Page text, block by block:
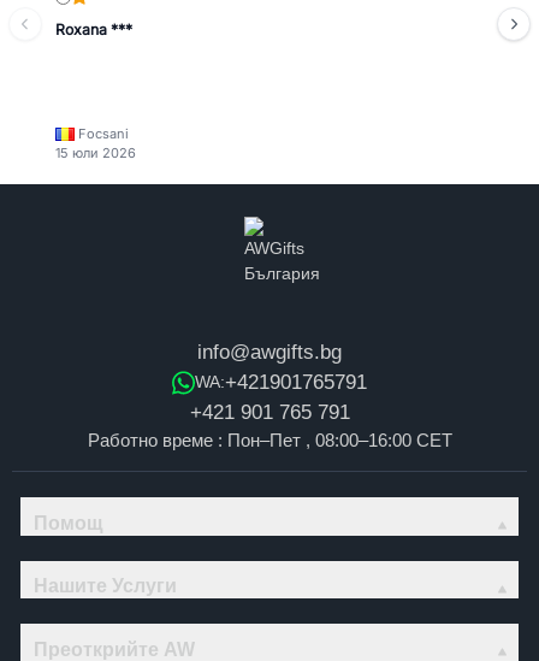
Roxana ***
Focsani
15 юли 2026
info@awgifts.bg
WA:+421901765791
+421 901 765 791
Работно време : Пон–Пет , 08:00–16:00 CET
Помощ
Нашите Услуги
Преоткрийте AW